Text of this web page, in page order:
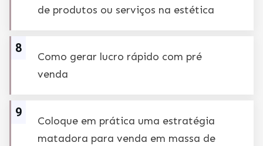
de produtos ou serviços na estética
8
Como gerar lucro rápido com pré
venda
9
Coloque em prática uma estratégia
matadora para venda em massa de